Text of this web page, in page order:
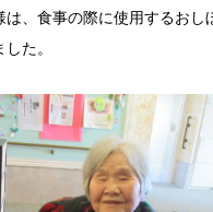
は、食事の際に使用するおし
た。